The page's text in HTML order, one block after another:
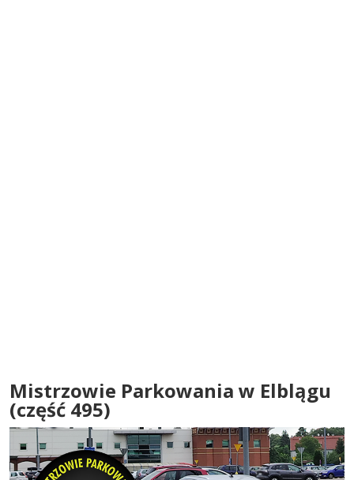
Mistrzowie Parkowania w Elblągu
(część 495)